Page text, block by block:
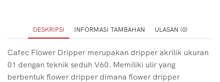
DESKRIPSI INFORMASI TAMBAHAN ULASAN (0)
Cafec Flower Dripper merupakan dripper akrilik ukuran
01 dengan teknik seduh V60. Memiliki ulir yang
berbentuk flower dripper dimana flower dripper